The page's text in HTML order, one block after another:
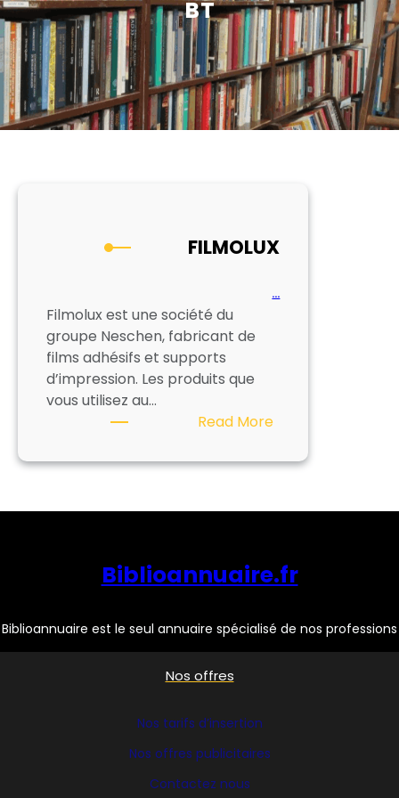
BT
FILMOLUX
…
Filmolux est une société du
groupe Neschen, fabricant de
films adhésifs et supports
d’impression. Les produits que
vous utilisez au…
Read More:
Biblioannuaire.fr
Biblioannuaire est le seul annuaire spécialisé de nos professions
Nos offres
Nos tarifs d’insertion
Nos offres publicitaires
Contactez nous